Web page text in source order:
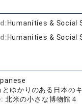
Humanities &
Humanities & Social
とゆかりのある日本
北米の小さな博物館